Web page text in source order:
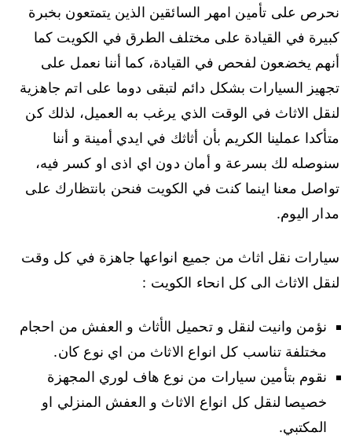
نحرص على تأمين امهر السائقين الذين يتمتعون بخبرة
كبيرة في القيادة على مختلف الطرق في الكويت كما
أنهم يخضعون لفحص في القيادة، كما أننا نعمل على
تجهيز السيارات بشكل دائم لتبقى دوما على اتم جاهزية
لنقل الاثاث في الوقت الذي يرغب به العميل، لذلك كن
متأكدا عملينا الكريم بأن أثاثك في ايدي أمينة و أننا
سنوصله لك بسرعة و أمان دون اي اذى او كسر فيه،
تواصل معنا اينما كنت في الكويت فنحن بانتظارك على
مدار اليوم.
سيارات نقل اثاث من جميع انواعها جاهزة في كل وقت
لنقل الاثاث الى كل انحاء الكويت :
نؤمن وانيت لنقل و تحميل الأثاث و العفش من احجام
مختلفة تناسب كل انواع الاثاث من اي نوع كان.
نقوم بتأمين سيارات من نوع هاف لوري المجهزة
خصيصا لنقل كل انواع الاثاث و العفش المنزلي او
المكتبي.